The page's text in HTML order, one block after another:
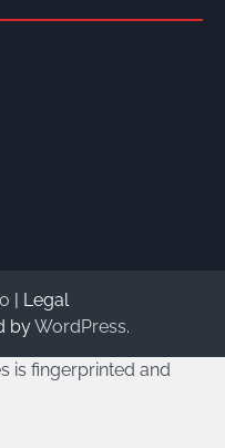
| Legal
byWordPress.
is fingerprinted and